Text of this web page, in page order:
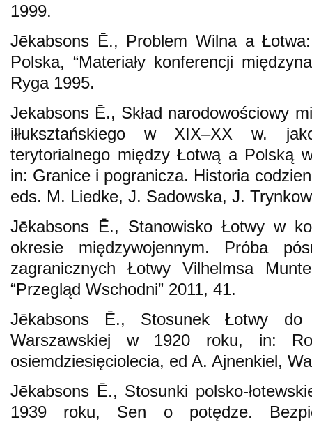
1999.
Jēkabsons Ē., Problem Wilna a
Polska, “Materiały konferencji
Ryga 1995.
Jekabsons Ē., Skład narodowościowy
iłłuksztańskiego w XIX–XX w.
terytorialnego między Łotwą a Polską
in: Granice i pogranicza. Historia
eds. M. Liedke, J. Sadowska, J.
Jēkabsons Ē., Stanowisko Łotwy w
okresie międzywojennym. Próba
zagranicznych Łotwy Vilhelmsa
“Przegląd Wschodni” 2011, 41.
Jēkabsons Ē., Stosunek Łotwy
Warszawskiej w 1920 roku, in:
osiemdziesięciolecia, ed A. Ajnenkiel,
Jēkabsons Ē., Stosunki polsko-
1939 roku, Sen o potędze.